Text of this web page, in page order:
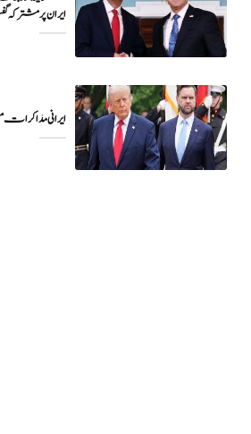
ایران پر مشترکہ
ایرانی